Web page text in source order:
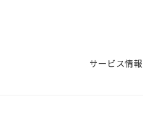
サービス情報